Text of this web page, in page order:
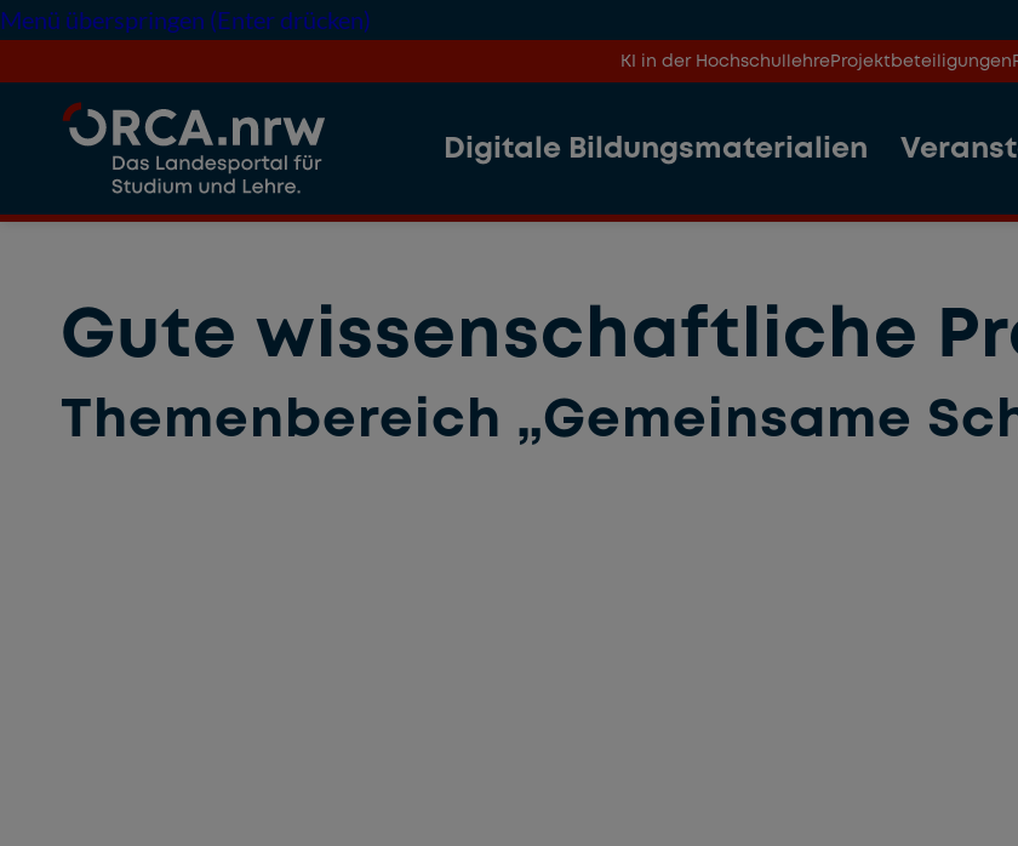
Menü überspringen (Enter drücken)
KI in der HochschullehreProjektbeteiligungen
Digitale Bildungsmaterialien
Gute wissenschaftliche
Themenbereich „Gemeinsame